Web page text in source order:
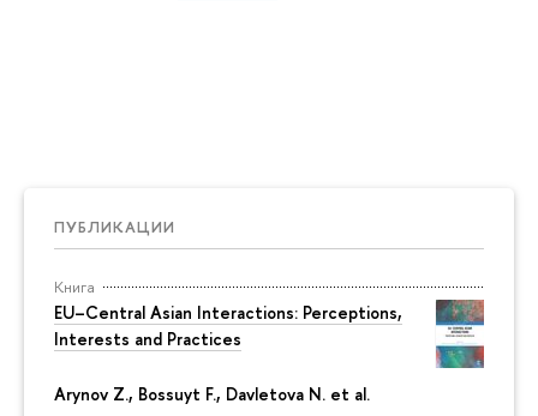
ПУБЛИКАЦИИ
Книга
EU–Central Asian Interactions: Perceptions,
Interests and Practices
Arynov Z., Bossuyt F., Davletova N. et al.